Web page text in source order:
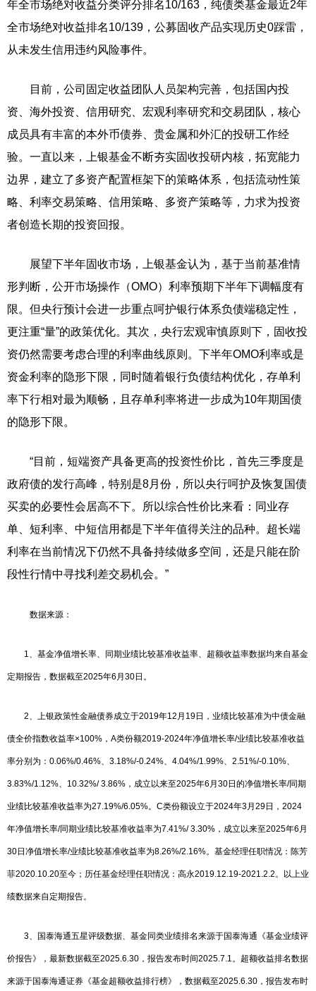
年全市场绝对收益分类评分排名10/163，纯债类基金最近2年
全市场绝对收益排名10/139，公募固收产品实现历史0踩雷，
从未发生信用违约风险事件。
目前，公司固定收益团队人员架构完善，包括国内投
资、海外投资、信用研究、宏观利率研究和交易团队，核心
成员具有丰富的本外币债券、贵金属和外汇的投研工作经
验。一直以来，上银基金不断夯实固收投研内核，拓宽能力
边界，建立了多资产配置框架下的策略体系，包括流动性策
略、利率交易策略、信用策略、多资产策略等，力求为投资
者创造长期的投资回报。
展望下半年固收市场，上银基金认为，基于当前基准情
形判断，公开市场操作（OMO）利率预期下半年下调幅度有
限。但央行预计会进一步重点呵护银行体系负债端稳定性，
更注重“量”的政策优化。其次，央行宏观审慎原则下，固收投
资仍然需要考虑合理的利率曲线原则。下半年OMO利率或是
资金利率的隐形下限，同时随着银行负债结构优化，存单利
率下行相对最为顺畅，且存单利率将进一步成为10年期国债
的隐形下限。
“目前，短端资产具备更高的投资性价比，首先三季度是
政府债的发行高峰，特别是8月份，所以央行呵护及恢复国债
买卖的必要性会居高不下。所以综合性价比来看：同业存
单、短利率、中短信用都是下半年值得关注的品种。超长端
利率在当前情况下仍然不具备持续做多空间，还是只能在阶
段性行情中寻找利差交易机会。”
数据来源：
1、基金净值增长率、同期业绩比较基准收益率、超额收益率数据均来自基金
定期报告，数据截至2025年6月30日。
2、上银政策性金融债券成立于2019年12月19日，业绩比较基准为中债金融
债全价指数收益率×100%，A类份额2019-2024年净值增长率/业绩比较基准收益
率分别为：0.06%/0.46%、3.18%/-0.24%、4.04%/1.99%、2.51%/-0.10%、
3.83%/1.12%、10.32%/ 3.86%，成立以来至2025年6月30日的净值增长率/同期
业绩比较基准收益率为27.19%/6.05%。C类份额设立于2024年3月29日，2024
年净值增长率/同期业绩比较基准收益率为7.41%/ 3.30%，成立以来至2025年6月
30日净值增长率/业绩比较基准收益率为8.26%/2.16%。基金经理任职情况：陈芳
菲2020.10.20至今；历任基金经理任职情况：高永2019.12.19-2021.2.2。以上业
绩数据来自定期报告。
3、国泰海通五星评级数据、基金同类业绩排名来源于国泰海通《基金业绩评
价报告》，最新数据截至2025.6.30，报告发布时间2025.7.1。超额收益排名数据
来源于国泰海通证券《基金超额收益排行榜》，数据截至2025.6.30，报告发布时